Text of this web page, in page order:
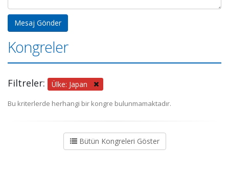
Kongreler
Filtreler: Ülke: Japan
Bu kriterlerde herhangi bir kongre bulunmamaktadır.
Bütün Kongreleri Göster